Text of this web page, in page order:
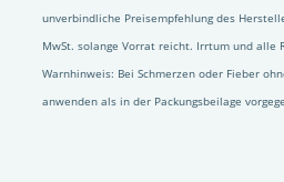
unverbindliche Preisempfehlung des
MwSt. solange Vorrat reicht. Irrtum und alle
Warnhinweis: Bei Schmerzen oder Fieber
anwenden als in der Packungsbeilage